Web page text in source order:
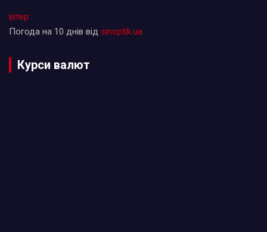
вітер:
Погода на 10 днів від sinoptik.ua
Курси валют